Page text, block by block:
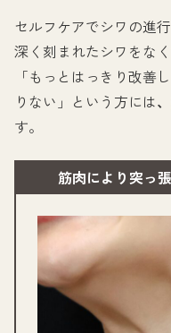
セルフケアでシワの進
深く刻まれたシワをな
「もっとはっきり改善
りない」という方には、
す。
筋肉により突っ